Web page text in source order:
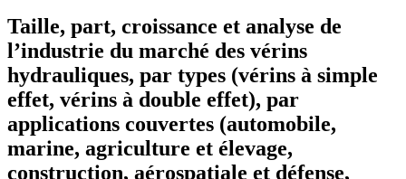
Taille, part, croissance et analyse de
l’industrie du marché des vérins
hydrauliques, par types (vérins à simple
effet, vérins à double effet), par
applications couvertes (automobile,
marine, agriculture et élevage,
construction, aérospatiale et défense,